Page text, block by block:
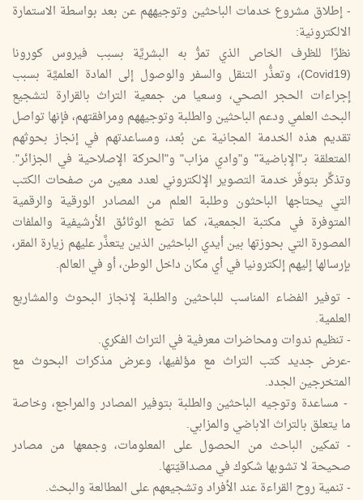
- إطلاق مشروع خدمات الباحثين وتوجيههم عن بعد بواسطة الاستمارة
الالكترونية:
نظرًا للظرف الخاص الذي تمرُّ به البشريَّة بسبب فيروس كورونا
(Covid19)، وتعذُّر التنقل والسفر والوصول إلى المادة العلميَّة بسبب
إجراءات الحجر الصحي، وسعيا من جمعية التراث بالقرارة لتشجيع
البحث العلمي ودعم الباحثين والطلبة وتوجيههم ومرافقتهم، فإنها تواصل
تقديم هذه الخدمة المجانية عن بُعد، ومساعدتهم في إنجاز بحوثهم
المتعلقة بـ"الإباضية" و"وادي مزاب" و"الحركة الإصلاحية في الجزائر".
وتذكِّر بتوفّر خدمة التصوير الإلكتروني لعدد معين من صفحات الكتب
التي يحتاجها الباحثون وطلبة العلم من المصادر الورقية والرقمية
المتوفرة في مكتبة الجمعية، كما تضع الوثائق الأرشيفية والملفات
المصورة التي بحوزتها بين أيدي الباحثين الذين يتعذَّر عليهم زيارة المقر،
بإرسالها إليهم إلكترونيا في أي مكان داخل الوطن، أو في العالم.
- توفير الفضاء المناسب للباحثين والطلبة لإنجاز البحوث والمشاريع
العلمية.
- تنظيم ندوات ومحاضرات معرفية في التراث الفكري.
-عرض جديد كتب التراث مع مؤلفيها، وعرض مذكرات البحوث مع
المتخرجين الجدد.
- مساعدة وتوجيه الباحثين والطلبة بتوفير المصادر والمراجع، وخاصة
ما يتعلق بالتراث الاباضي والمزابي.
- تمكين الباحث من الحصول على المعلومات، وجمعها من مصادر
صحيحة لا تشوبها شكوك في مصداقيّتها.
- تنمية روح القراءة عند الأفراد وتشجيعهم على المطالعة والبحث.